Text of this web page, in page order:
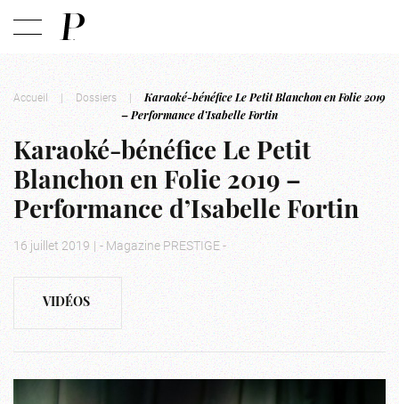
Accueil | Dossiers |
Karaoké-bénéfice Le Petit Blanchon en Folie 2019
– Performance d’Isabelle Fortin
Karaoké-bénéfice Le Petit
Blanchon en Folie 2019 –
Performance d’Isabelle Fortin
16 juillet 2019 | - Magazine PRESTIGE -
VIDÉOS